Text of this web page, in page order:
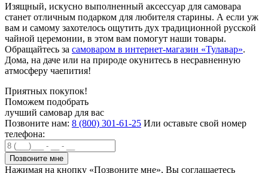
Изящный, искусно выполненный аксессуар для самовара
станет отличным подарком для любителя старины. А если уж
вам и самому захотелось ощутить дух традиционной русской
чайной церемонии, в этом вам помогут наши товары.
Обращайтесь за самоваром в интернет-магазин «Тулавар».
Дома, на даче или на природе окунитесь в несравненную
атмосферу чаепития!
Приятных покупок!
Поможем подобрать
лучший самовар для вас
Позвоните нам: 8 (800) 301-61-25 Или оставьте свой номер
телефона:
Нажимая на кнопку «Позвоните мне», Вы соглашаетесь